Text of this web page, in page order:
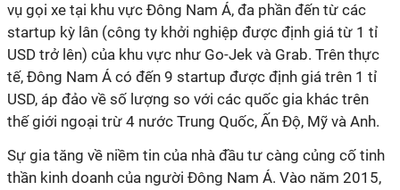
vụ gọi xe tại khu vực Đông Nam Á, đa phần đến từ các
startup kỳ lân (công ty khởi nghiệp được định giá từ 1 tỉ
USD trở lên) của khu vực như Go-Jek và Grab. Trên thực
tế, Đông Nam Á có đến 9 startup được định giá trên 1 tỉ
USD, áp đảo về số lượng so với các quốc gia khác trên
thế giới ngoại trừ 4 nước Trung Quốc, Ấn Độ, Mỹ và Anh.
Sự gia tăng về niềm tin của nhà đầu tư càng củng cố tinh
thần kinh doanh của người Đông Nam Á. Vào năm 2015,